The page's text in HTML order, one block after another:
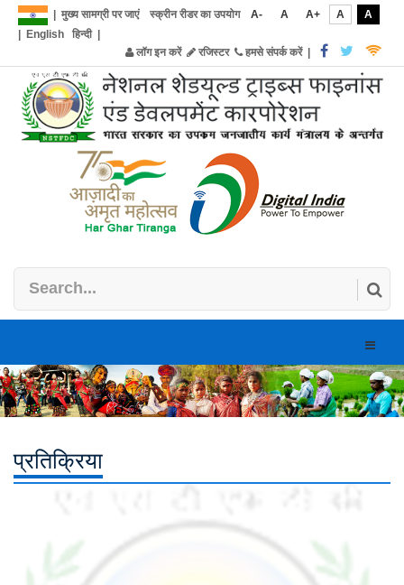
मुख्य सामग्री पर जाएं स्क्रीन रीडर का उपयोग A- A A+ A
A
English हिन्दी|
लॉग इन करें
रजिस्टर हमसे संपर्क करें|
Toggle
प्रतिक्रिया